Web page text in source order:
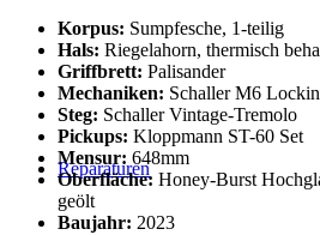
Reparaturen
Korpus: Sumpfesche, 1-teilig
Hals: Riegelahorn, thermisch
Griffbrett: Palisander
Mechaniken: Schaller M6
Steg: Schaller Vintage-Tremolo
Pickups: Kloppmann ST-60 Set
Mensur: 648mm
Oberfläche: Honey-Burst
geölt
Baujahr: 2023